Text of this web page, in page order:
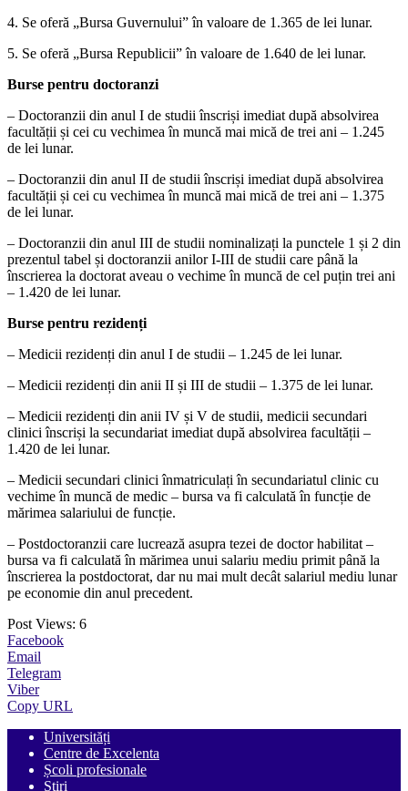
4. Se oferă „Bursa Guvernului” în valoare de 1.365 de lei lunar.
5. Se oferă „Bursa Republicii” în valoare de 1.640 de lei lunar.
Burse pentru doctoranzi
– Doctoranzii din anul I de studii înscriși imediat după absolvirea
facultății și cei cu vechimea în muncă mai mică de trei ani – 1.245
de lei lunar.
– Doctoranzii din anul II de studii înscriși imediat după absolvirea
facultății și cei cu vechimea în muncă mai mică de trei ani – 1.375
de lei lunar.
– Doctoranzii din anul III de studii nominalizați la punctele 1 și 2 din
prezentul tabel și doctoranzii anilor I-III de studii care până la
înscrierea la doctorat aveau o vechime în muncă de cel puțin trei ani
– 1.420 de lei lunar.
Burse pentru rezidenți
– Medicii rezidenți din anul I de studii – 1.245 de lei lunar.
– Medicii rezidenți din anii II și III de studii – 1.375 de lei lunar.
– Medicii rezidenți din anii IV și V de studii, medicii secundari
clinici înscriși la secundariat imediat după absolvirea facultății –
1.420 de lei lunar.
– Medicii secundari clinici înmatriculați în secundariatul clinic cu
vechime în muncă de medic – bursa va fi calculată în funcție de
mărimea salariului de funcție.
– Postdoctoranzii care lucrează asupra tezei de doctor habilitat –
bursa va fi calculată în mărimea unui salariu mediu primit până la
înscrierea la postdoctorat, dar nu mai mult decât salariul mediu lunar
pe economie din anul precedent.
Post Views: 6
Facebook
Email
Telegram
Viber
Copy URL
Universități
Centre de Excelenta
Școli profesionale
Știri